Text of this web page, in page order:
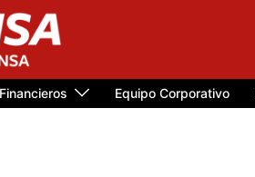
Equipo Corporativo